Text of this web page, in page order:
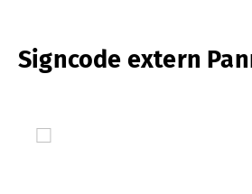
Signcode extern